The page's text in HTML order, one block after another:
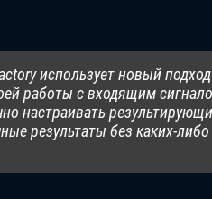
использует новый
работы с входящим
настраивать
результаты без каких-